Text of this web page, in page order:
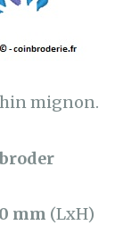
mignon.
mm (LxH)